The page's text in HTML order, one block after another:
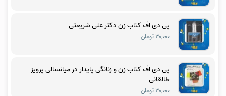
پی دی اف کتاب زن دکتر علی شریعتی
۳۰,۰۰۰ تومان
پی دی اف کتاب زن و زنانگی پایدار در میانسالی پرویز
طالقانی
۳۰,۰۰۰ تومان